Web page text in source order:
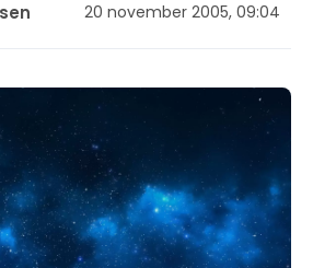
20 november 2005, 09:04